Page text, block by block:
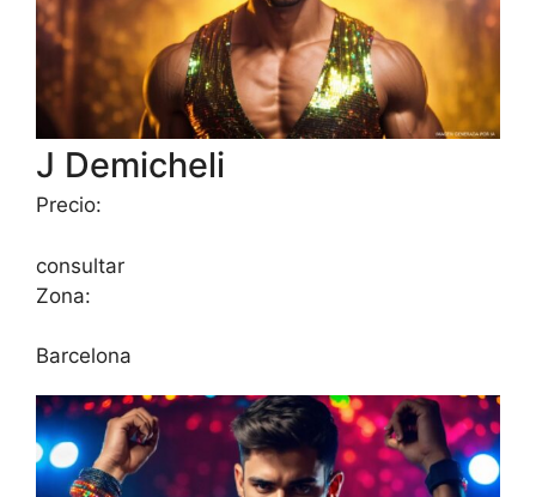
J Demicheli
Precio:
consultar
Zona:
Barcelona